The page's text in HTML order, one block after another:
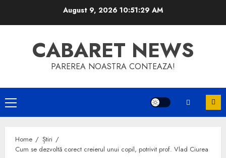
August 9, 2026 10:51:29 AM
CABARET NEWS
PAREREA NOASTRA CONTEAZA!
Primary
Menu
Home
Știri
Cum se dezvoltă corect creierul unui copil, potrivit prof. Vlad Ciurea